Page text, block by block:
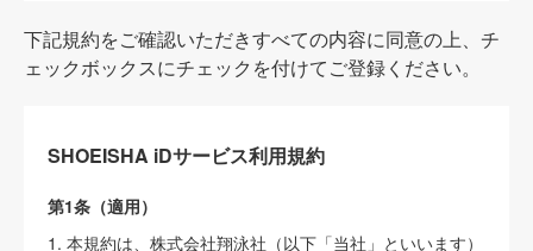
下記規約をご確認いただきすべての内容に同意の上、チ
ェックボックスにチェックを付けてご登録ください。
SHOEISHA iDサービス利用規約
第1条（適用）
1. 本規約は、株式会社翔泳社（以下「当社」といいます）